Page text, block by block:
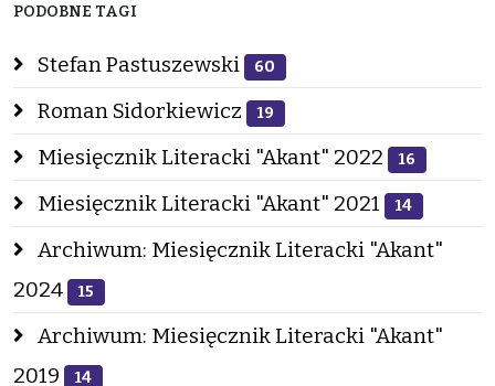
PODOBNE TAGI
Stefan Pastuszewski 60
Roman Sidorkiewicz 19
Miesięcznik Literacki "Akant" 2022 16
Miesięcznik Literacki "Akant" 2021 14
Archiwum: Miesięcznik Literacki "Akant"
2024
15
Archiwum: Miesięcznik Literacki "Akant"
2019
14